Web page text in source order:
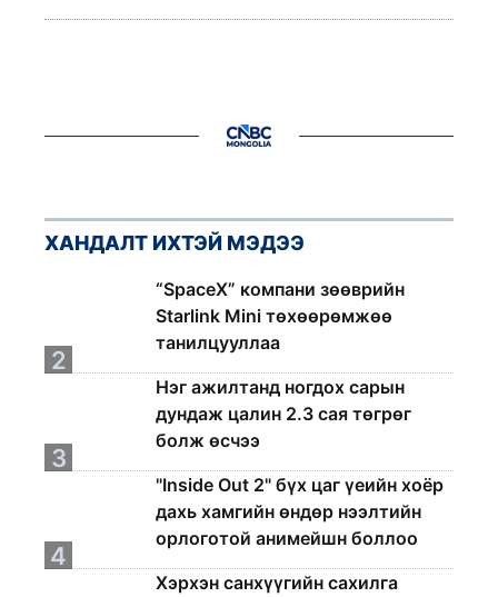
ХАНДАЛТ ИХТЭЙ МЭДЭЭ
“SpaceX” компани зөөврийн
Starlink Mini төхөөрөмжөө
танилцууллаа
2
Нэг ажилтанд ногдох сарын
дундаж цалин 2.3 сая төгрөг
болж өсчээ
3
"Inside Out 2" бүх цаг үеийн хоёр
дахь хамгийн өндөр нээлтийн
орлоготой анимейшн боллоо
4
Хэрхэн санхүүгийн сахилга